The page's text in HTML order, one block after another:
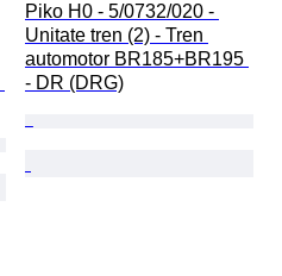
Piko H0 - 5/0732/020 -
Unitate tren (2) - Tren
automotor BR185+BR195
- DR (DRG)